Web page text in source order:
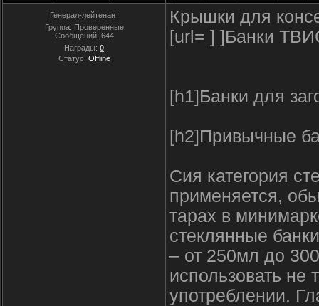
Генерал-лейтенант
Группа: Проверенные
Сообщений: 644
Награды: 0
Статус: Offline
Крышки для
[url= ] ]Банки
[h1]Банки для
[h2]Привычные
Сия категория
применяется,
тарах в
стеклянные
– от 250мл до
использовать не
употреблении.